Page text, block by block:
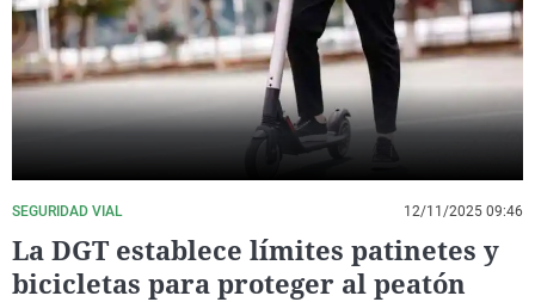
La rosa de los vientos
Gente viajera
Como el perro y el
Caso
Retornados
Equipo de
Operación Viuda
Extremadura
Galicia
La Rioja
Navarra
País Vasco
Virales
Televisión
Elecciones
SEGURIDAD VIAL 12/11/2025 09:46
La DGT establece límites patinetes y
bicicletas para proteger al peatón